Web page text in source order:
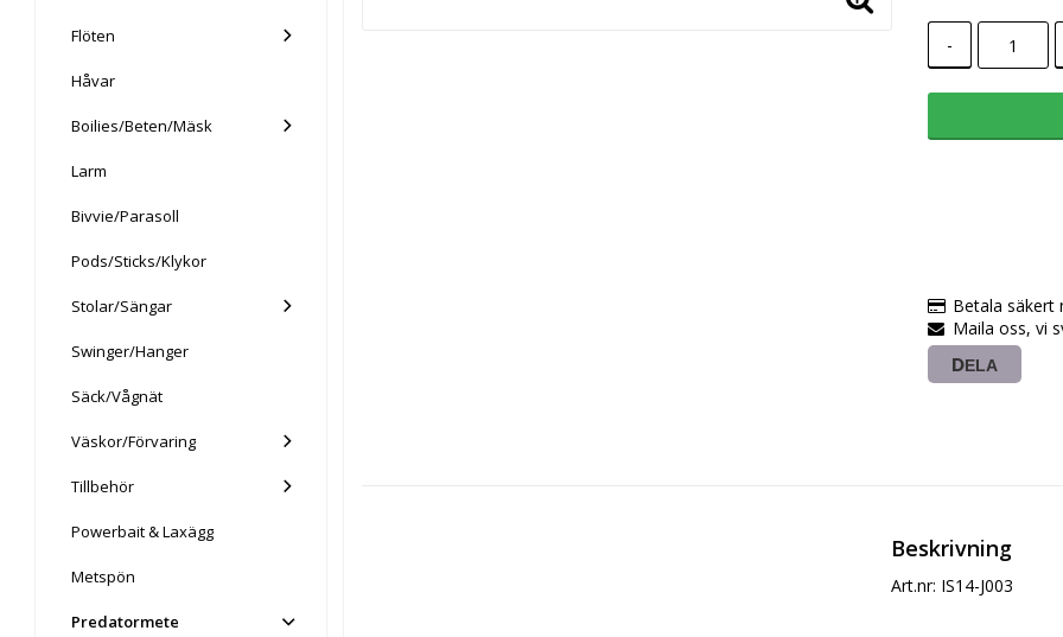
Flöten
Håvar
Boilies/Beten/Mäsk
Larm
Bivvie/Parasoll
Pods/Sticks/Klykor
Stolar/Sängar
Swinger/Hanger
Säck/Vågnät
Väskor/Förvaring
Tillbehör
Powerbait & Laxägg
Metspön
Predatormete
-
Betala säkert
Maila oss, vi
DELA
Beskrivning
Art.nr: IS14-J003